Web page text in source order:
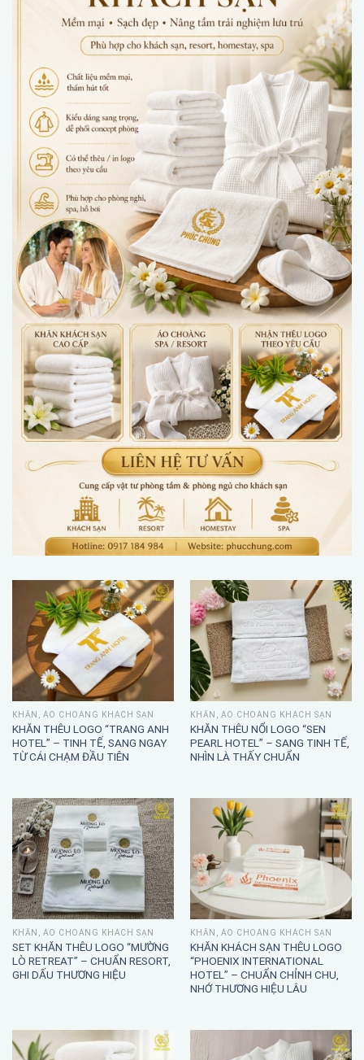
KHĂN, ÁO CHOÀNG KHÁCH SẠN
KHĂN THÊU LOGO “TRANG ANH
HOTEL” – TINH TẾ, SANG NGAY
TỪ CÁI CHẠM ĐẦU TIÊN
KHĂN, ÁO CHOÀNG KHÁCH SẠN
KHĂN THÊU NỔI LOGO “SEN
PEARL HOTEL” – SANG TINH TẾ,
NHÌN LÀ THẤY CHUẨN
KHĂN, ÁO CHOÀNG KHÁCH SẠN
SET KHĂN THÊU LOGO “MƯỜNG
LÒ RETREAT” – CHUẨN RESORT,
GHI DẤU THƯƠNG HIỆU
KHĂN, ÁO CHOÀNG KHÁCH SẠN
KHĂN KHÁCH SẠN THÊU LOGO
“PHOENIX INTERNATIONAL
HOTEL” – CHUẨN CHỈNH CHU,
NHỚ THƯƠNG HIỆU LÂU